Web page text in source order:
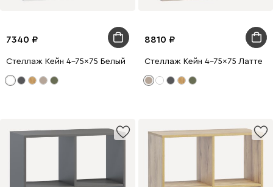
7340
Стеллаж Кейн 4-75x75 Белый
8810
Стеллаж Кейн 4-75x75 Латте